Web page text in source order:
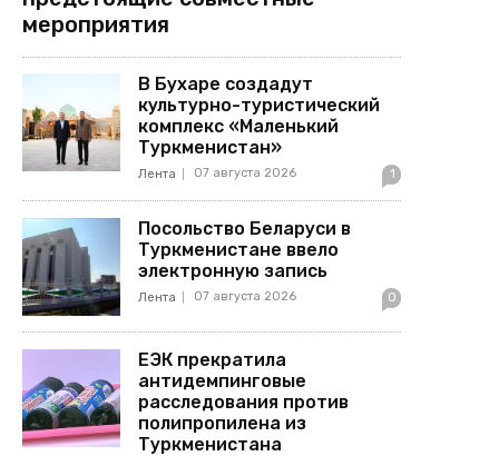
мероприятия
В Бухаре создадут
культурно-туристический
комплекс «Маленький
Туркменистан»
Лента 07 августа 2026 1
Посольство Беларуси в
Туркменистане ввело
электронную запись
Лента 07 августа 2026 0
ЕЭК прекратила
антидемпинговые
расследования против
полипропилена из
Туркменистана